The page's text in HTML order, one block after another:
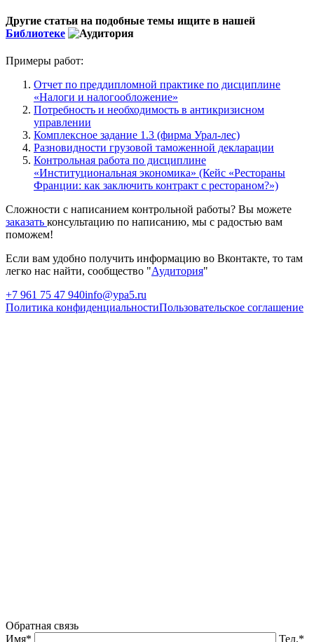
Другие статьи на подобные темы ищите в нашей
Библиотеке
Примеры работ:
Отчет по преддипломной практике по дисциплине
«Налоги и налогообложение»
Потребность и необходимость в антикризисном
управлении
Комплексное задание 1.3 (фирма Урал-лес)
Разновидности грузовой таможенной декларации
Контрольная работа по дисциплине
«Институциональная экономика» (Кейс «Рестораны
Франции: как заключить контракт с рестораном?»)
Сложности с написанием контрольной работы? Вы можете
заказать консультацию по написанию, мы с радостью вам
поможем!
Если вам удобно получить информацию во Вконтакте, то там
легко нас найти, сообщество "Аудитория"
+7 961 75 47 940info@ypa5.ru
Политика конфиденциальностиПользовательское соглашение
Обратная связь
Имя*
Тел.*